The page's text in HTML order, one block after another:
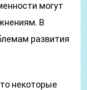
могут
В
развития
некоторые